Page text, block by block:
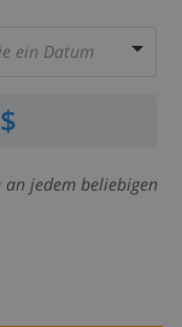
ein Datum
jedem beliebigen